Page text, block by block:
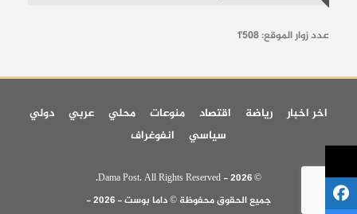
عدد زوار الموقع:1٬508
اخر اخبار رياضة اقتصاد منوعات محلي عربي
دولي
سياسي
انفوغراف
© 2026 - Dama Post. All Rights Reserved.
جميع الحقوق محفوظة © داما بوست - 2026 -